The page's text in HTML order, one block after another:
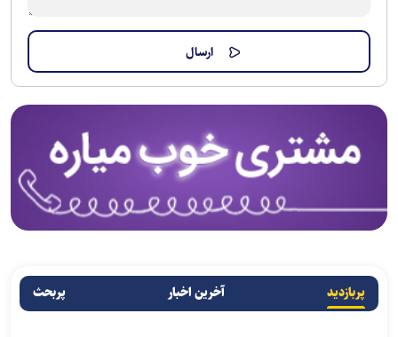
پربازدید آخرین اخبار پربحث